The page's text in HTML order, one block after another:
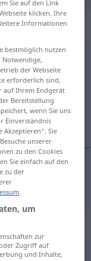
antippen)
Sie auf den Link
klicken. Ihre
Informationen
bestmöglich nutzen
der Webseite
erforderlich sind,
auf Ihrem Endgerät
Bereitstellung
wenn Sie uns
Einverständnis
Akzeptieren“. Sie
unserer
zu den Cookies
Sie einfach auf den
zu der
.
um
zur
Zugriff auf
und Inhalte,